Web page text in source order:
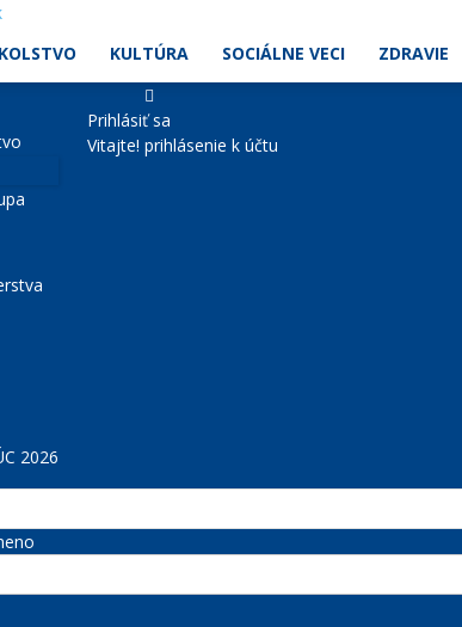
KULTÚRA SOCIÁLNE VECI ZDRAVIE
2026
Prihlásiť sa
Vitajte! prihlásenie k účtu